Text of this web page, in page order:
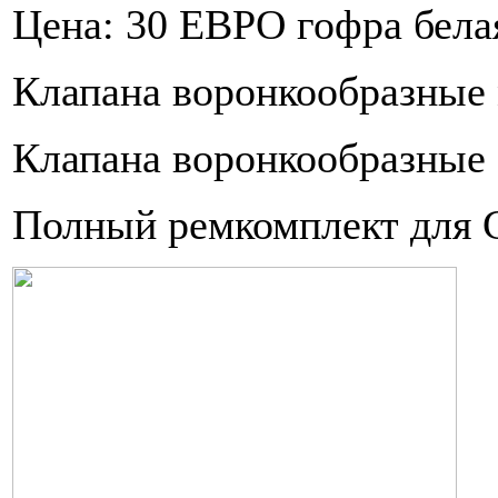
Цена: 30 ЕВРО гофра
Клапана
Клапана
Полный ремкомплект для